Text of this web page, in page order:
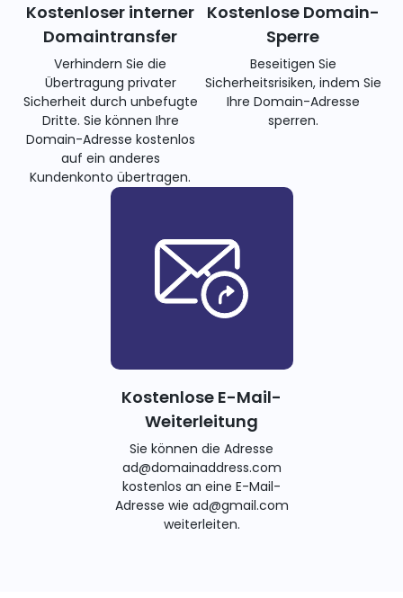
Kostenloser interner
Domaintransfer
Verhindern Sie die
Übertragung privater
Sicherheit durch unbefugte
Dritte. Sie können Ihre
Domain-Adresse kostenlos
auf ein anderes
Kundenkonto übertragen.
Kostenlose Domain-
Sperre
Beseitigen Sie
Sicherheitsrisiken, indem Sie
Ihre Domain-Adresse
sperren.
Kostenlose E-Mail-
Weiterleitung
Sie können die Adresse
ad@domainaddress.com
kostenlos an eine E-Mail-
Adresse wie ad@gmail.com
weiterleiten.